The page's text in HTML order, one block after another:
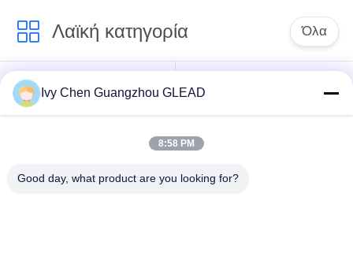
Λαϊκή κατηγορία Όλα
Εμπορικός
μαγειρεύοντας
εξοπλισμός
Μαγειρεύοντας
εξοπλισμός κουζινών
εξοπλισμός
επεξεργασίας
Ivy Chen Guangzhou GLEAD
8:58 PM
Good day, what product are you looking for?